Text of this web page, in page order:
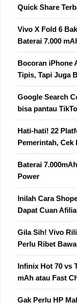
Quick Share
Vivo X Fold 6
Baterai 7.000
Bocoran iPhone
Tipis, Tapi Juga
Google Search
bisa pantau
Hati-hati! 22
Pemerintah, Cek
Baterai
Power
Inilah Cara
Dapat Cuan
Gila Sih! Vivo
Perlu Ribet
Infinix Hot 70 vs
mAh atau Fast
Gak Perlu HP